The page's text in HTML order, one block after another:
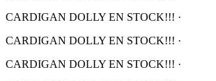
CARDIGAN DOLLY EN STOCK!!! ·
CARDIGAN DOLLY EN STOCK!!! ·
CARDIGAN DOLLY EN STOCK!!! ·